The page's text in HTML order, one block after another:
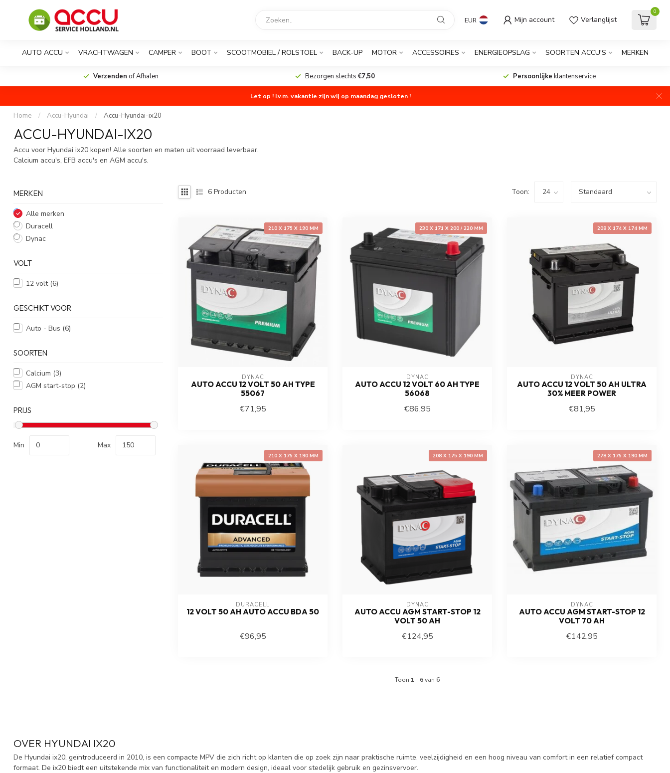
EUR Mijn account Verlanglijst
0
AUTO ACCU VRACHTWAGEN CAMPER BOOT SCOOTMOBIEL / ROLSTOEL BACK-UP MOTOR ACCESSOIRES ENERGIEOPSLAG SOORTEN ACCU'S MERKEN
Verzenden of Afhalen Bezorgen slechts€7,50 Persoonlijke klantenservice
Let op ! i.v.m. vakantie zijn wij op maandag gesloten !
Home / Accu-Hyundai / Accu-Hyundai-ix20
ACCU-HYUNDAI-IX20
Accu voor Hyundai ix20 kopen! Alle soorten en maten uit voorraad leverbaar.
Calcium accu's, EFB accu's en AGM accu's.
MERKEN
Alle merken
Duracell
Dynac
VOLT
12 volt (6)
GESCHIKT VOOR
Auto - Bus (6)
SOORTEN
Calcium (3)
AGM start-stop (2)
PRIJS
Min Max
6 Producten Toon:
210 X 175 X 190 MM
DYNAC
AUTO ACCU 12 VOLT 50 AH TYPE
55067
€71,95
230 X 171 X 200 / 220 MM
DYNAC
AUTO ACCU 12 VOLT 60 AH TYPE
56068
€86,95
208 X 174 X 174 MM
DYNAC
AUTO ACCU 12 VOLT 50 AH ULTRA
30% MEER POWER
€81,95
210 X 175 X 190 MM
DURACELL
12 VOLT 50 AH AUTO ACCU BDA 50
€96,95
208 X 175 X 190 MM
DYNAC
AUTO ACCU AGM START-STOP 12
VOLT 50 AH
€124,95
278 X 175 X 190 MM
DYNAC
AUTO ACCU AGM START-STOP 12
VOLT 70 AH
€142,95
Toon 1 - 6van 6
OVER HYUNDAI IX20
De Hyundai ix20, geïntroduceerd in 2010, is een compacte MPV die zich richt op klanten die op zoek zijn naar praktische ruimte, veelzijdigheid en een hoog niveau van comfort in een relatief compact
formaat. De ix20 biedt een uitstekende mix van functionaliteit en modern design, ideaal voor stedelijk gebruik en gezinsvervoer.